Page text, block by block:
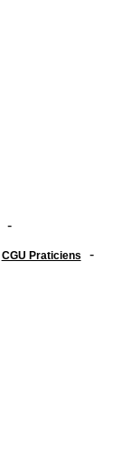
-
CGU Praticiens -